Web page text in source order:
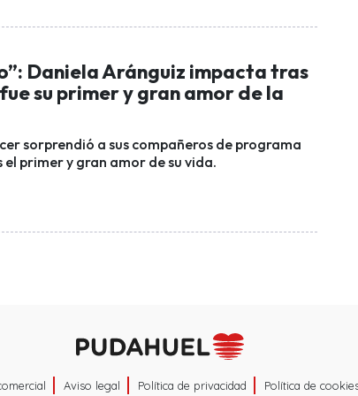
Daniela Aránguiz impacta tras
su primer y gran amor de la
sorprendió a sus compañeros de programa
primer y gran amor de su vida.
Aviso legal Política de privacidad Política de